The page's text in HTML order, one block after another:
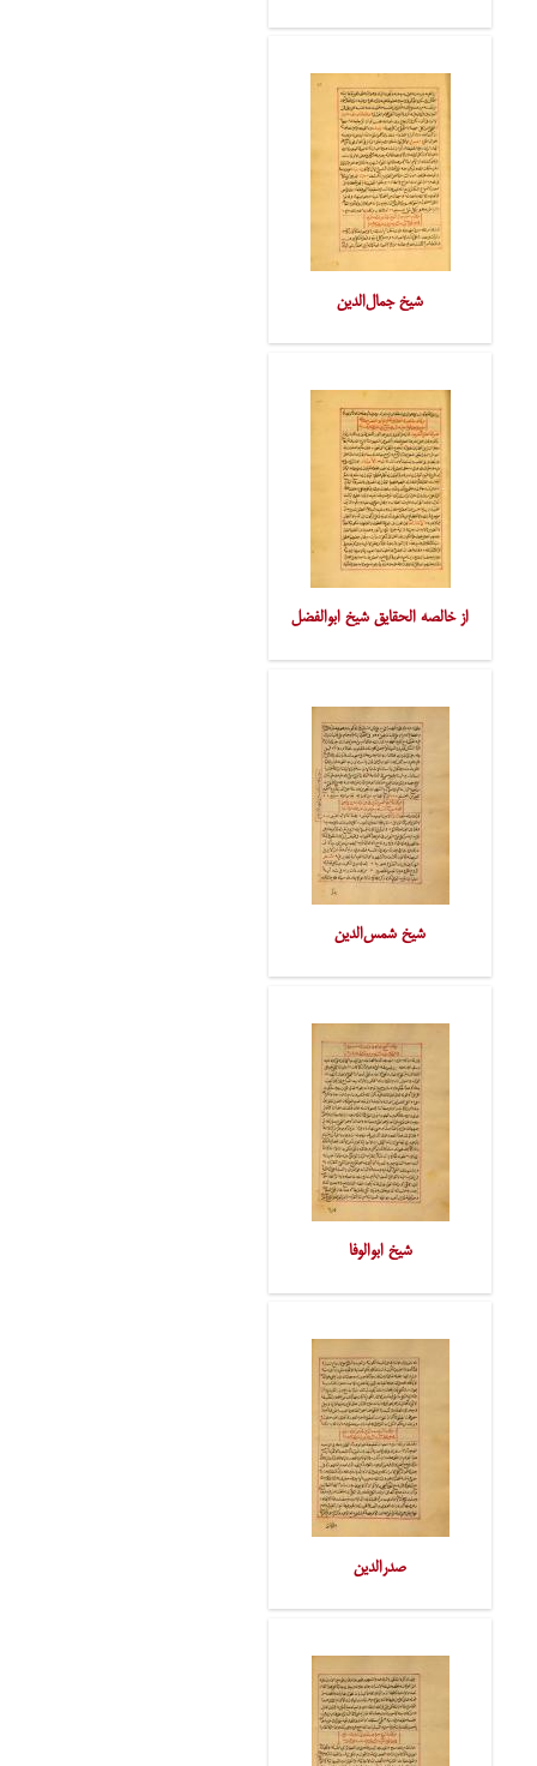
شیخ جمال‌الدین
از خالصه الحقایق شیخ ابوالفضل
شیخ شمس‌الدین
شیخ ابوالوفا
صدرالدین